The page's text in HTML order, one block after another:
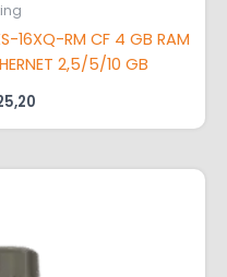
16XQ-RM CF 4 GB RAM
2,5/5/10 GB